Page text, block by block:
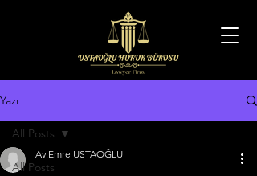
Yazı
All Posts
All Posts
Av.Emre USTAOĞLU